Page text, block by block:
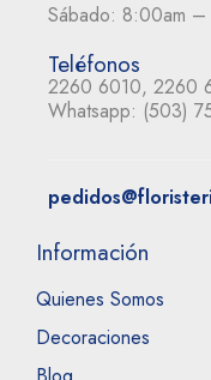
Sábado: 8:00am –
Teléfonos
2260 6010, 2260
Whatsapp: (503)
Información
Quienes Somos
Decoraciones